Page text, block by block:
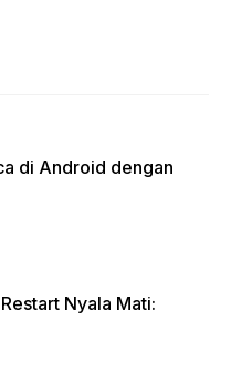
di Android dengan
Nyala Mati: